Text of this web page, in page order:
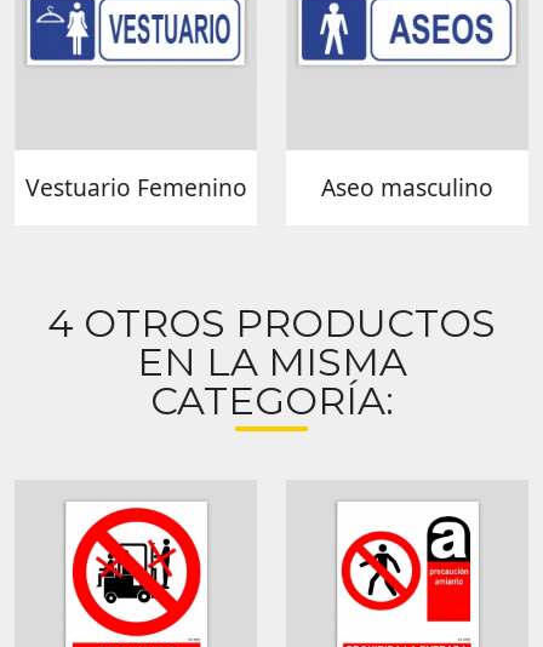
Vestuario Femenino Aseo masculino
4 OTROS PRODUCTOS
EN LA MISMA
CATEGORÍA: